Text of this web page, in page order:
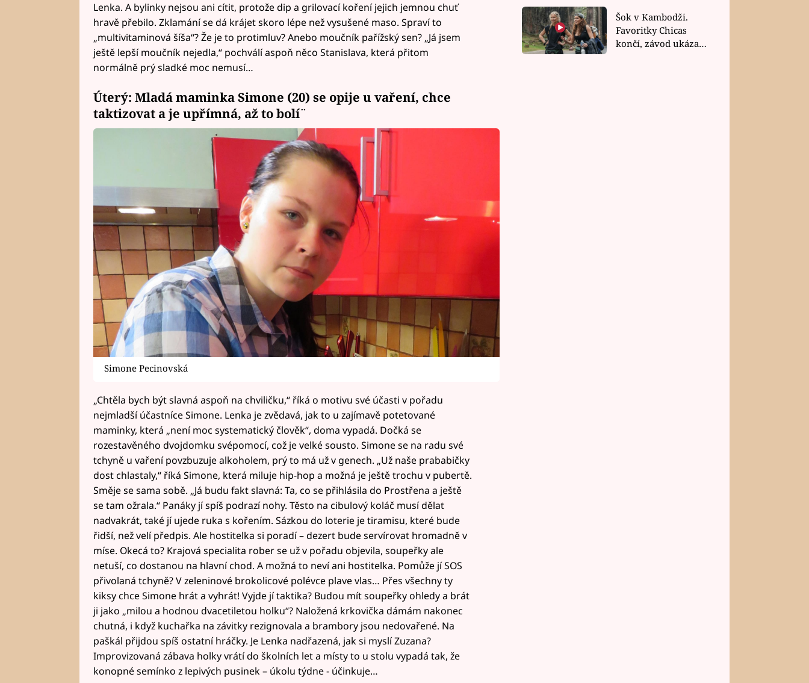
Lenka. A bylinky nejsou ani cítit, protože dip a grilovací koření jejich jemnou chuť
hravě přebilo. Zklamání se dá krájet skoro lépe než vysušené maso. Spraví to
„multivitaminová šíša“? Že je to protimluv? Anebo moučník pařížský sen? „Já jsem
ještě lepší moučník nejedla,“ pochválí aspoň něco Stanislava, která přitom
normálně prý sladké moc nemusí…
Úterý: Mladá maminka Simone (20) se opije u vaření, chce
taktizovat a je upřímná, až to bolí¨
Simone Pecinovská
„Chtěla bych být slavná aspoň na chviličku,“ říká o motivu své účasti v pořadu
nejmladší účastníce Simone. Lenka je zvědavá, jak to u zajímavě potetované
maminky, která „není moc systematický člověk“, doma vypadá. Dočká se
rozestavěného dvojdomku svépomocí, což je velké sousto. Simone se na radu své
tchyně u vaření povzbuzuje alkoholem, prý to má už v genech. „Už naše prababičky
dost chlastaly,“ říká Simone, která miluje hip-hop a možná je ještě trochu v pubertě.
Směje se sama sobě. „Já budu fakt slavná: Ta, co se přihlásila do Prostřena a ještě
se tam ožrala.“ Panáky jí spíš podrazí nohy. Těsto na cibulový koláč musí dělat
nadvakrát, také jí ujede ruka s kořením. Sázkou do loterie je tiramisu, které bude
řidší, než velí předpis. Ale hostitelka si poradí – dezert bude servírovat hromadně v
míse. Okecá to? Krajová specialita rober se už v pořadu objevila, soupeřky ale
netuší, co dostanou na hlavní chod. A možná to neví ani hostitelka. Pomůže jí SOS
přivolaná tchyně? V zeleninové brokolicové polévce plave vlas… Přes všechny ty
kiksy chce Simone hrát a vyhrát! Vyjde jí taktika? Budou mít soupeřky ohledy a brát
ji jako „milou a hodnou dvacetiletou holku“? Naložená krkovička dámám nakonec
chutná, i když kuchařka na závitky rezignovala a brambory jsou nedovařené. Na
paškál přijdou spíš ostatní hráčky. Je Lenka nadřazená, jak si myslí Zuzana?
Improvizovaná zábava holky vrátí do školních let a místy to u stolu vypadá tak, že
konopné semínko z lepivých pusinek – úkolu týdne - účinkuje…
závodu nůž na krku
Šok v Kambodži.
Favoritky Chicas
končí, závod ukázal